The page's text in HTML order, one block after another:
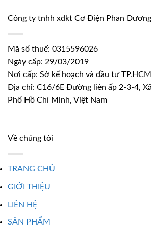
Công ty tnhh xdkt Cơ Điện Phan
Mã số thuế: 0315596026
Ngày cấp: 29/03/2019
Nơi cấp: Sở kế hoạch và đầu tư TP.HCM
Địa chỉ: C16/6E Đường liên ấp 2-3-4,
Phố Hồ Chí Minh, Việt Nam
Về chúng tôi
TRANG CHỦ
GIỚI THIỆU
LIÊN HỆ
SẢN PHẨM